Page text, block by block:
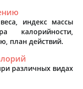
индекс массы
калорийности,
план действий.
различных видах